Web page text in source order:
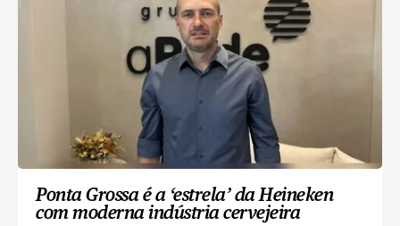
Ponta Grossa é a ‘estrela’ da Heineken
com moderna indústria cervejeira